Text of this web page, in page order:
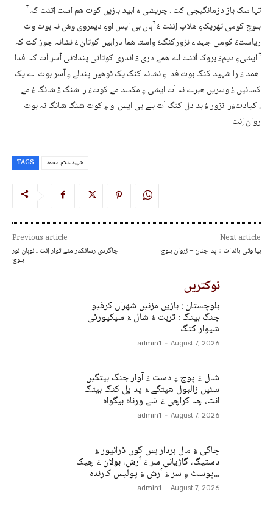
تہا سک باز دزمانگیجی کت . چریشی ءَ ابید بازیں کوت ھم است اِتنت کہ آ
بلوچ کومی تھریکءِ ھلاپ اِتنت ءُ آہاں بی ایس اوءِ دیمروی وش نہ بوت وت
ریاستءَ کومی جہد ءِ نزورکنگءَ واستا ھما دراہیں کوتان ءَ نشانہ جوڑ کت کہ
آ ایشیءِ دیمءَ بروک اَتنت اے ھمے دری ءُ اندری کوتانی پندلانی آسر اَت کہ فدا
اھمد ءَ را شہید کنگ بوت فدا ءِ نشانہ کنگ یک ٹوھیں پندلے ءِ آسر بوت اے یک
کسانیں ءُ وسریں ھبرے نہ اَت ایشی ءِ مکسد مے کوتءَ را شنگ ءُ شانگ ءُ مے
کیادتءَرا نزور ءُ بد دل کنگ اَت بلے بی ایس او ءِ کوت شنگ شانگ نہ بوت .
روان اِنت
TAGS شہید غلام محمد
Previous article
چاگردی رسانکدر مئے توار اِنت ۔ نوہان نور
بلوچ
Next article
بیا وتی باندات ءَ پد جنان – زروان بلوچ
نوکتریں
بلوچستان : بازیں مزنیں شھراں کرفیو
جنگ بیتگ : تربت ءُ شال ءَ سیکیورٹی
شیوار کتگ
admin1 - August 7, 2026
شال ءَ پوج ءِ دست ءَ آوار جنگ بیتگیں
سئیں زالبول ھپتگے ءَ پد یل کنگ بیتگ
انت، چہ کراچی ءَ سَے ورناہ بیگواہ
admin1 - August 7, 2026
چاگی ءَ مال بردار بس گوں ڈرائیور ءَ
دستیگ، گاڑیانی سر ءَ اُرش، بولان ءَ چیک
پوسٹ ءِ سر ءَ اُرش ءَ پولیس کارندہ...
admin1 - August 7, 2026